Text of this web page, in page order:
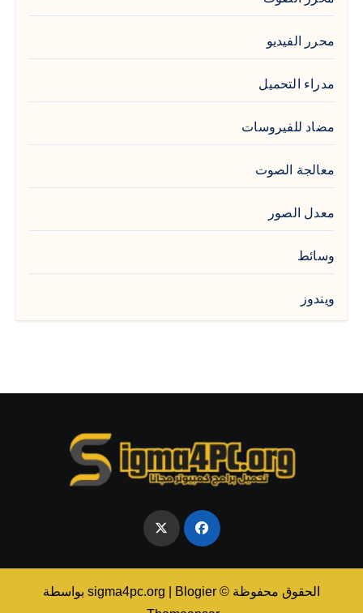
محرر الفيديو
مدراء التحميل
مضاد للفيروسات
معالجة الصوت
معدل الصور
وسائط
ويندوز
الحقوق محفوظة © sigma4pc.org Blogier
بواسطة